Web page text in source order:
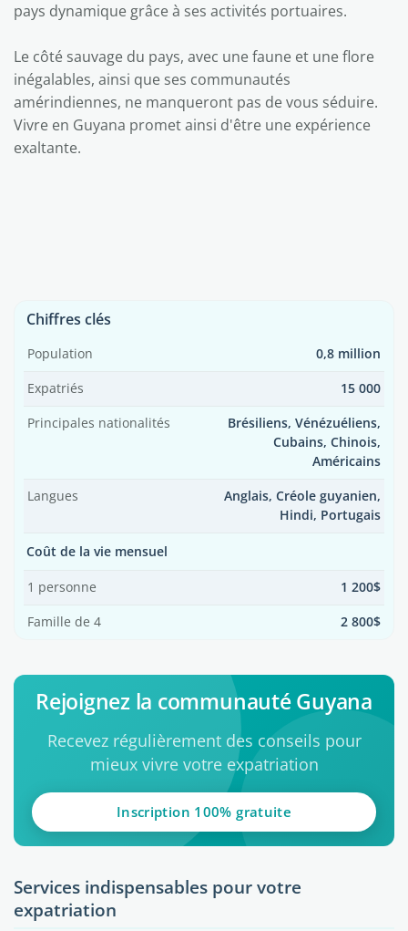
pays dynamique grâce à ses activités portuaires.
Le côté sauvage du pays, avec une faune et une flore
inégalables, ainsi que ses communautés
amérindiennes, ne manqueront pas de vous séduire.
Vivre en Guyana promet ainsi d'être une expérience
exaltante.
Chiffres clés
Population 0,8 million
Expatriés 15 000
Principales nationalités
Brésiliens, Vénézuéliens,
Cubains, Chinois,
Américains
Langues
Anglais, Créole guyanien,
Hindi, Portugais
Coût de la vie mensuel
1 personne 1 200$
Famille de 4 2 800$
Rejoignez la communauté Guyana
Recevez régulièrement des conseils pour
mieux vivre votre expatriation
Inscription 100% gratuite
Services indispensables pour votre
expatriation